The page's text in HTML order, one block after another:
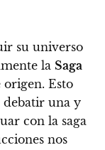
su universo
la Saga
origen. Esto
debatir una y
con la saga
nos